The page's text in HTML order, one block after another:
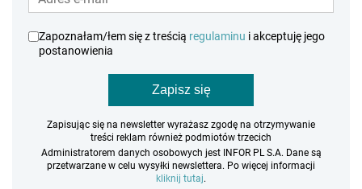
Zapoznałam/łem się z treścią regulaminu i akceptuję jego
postanowienia
Zapisz się
Zapisując się na newsletter wyrażasz zgodę na otrzymywanie
treści reklam również podmiotów trzecich
Administratorem danych osobowych jest INFOR PL S.A. Dane są
przetwarzane w celu wysyłki newslettera. Po więcej informacji
kliknij tutaj.